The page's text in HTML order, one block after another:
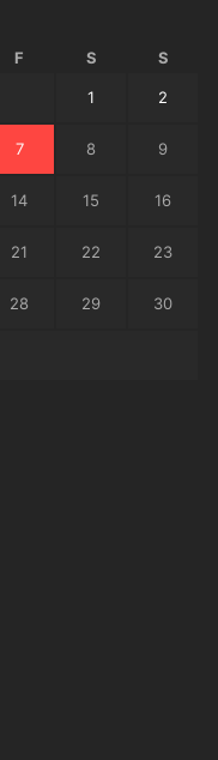
F S S
1 2
7 8 9
14 15 16
21 22 23
28 29 30